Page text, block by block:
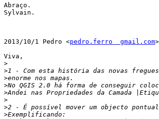
Abraço.
Sylvain.
2013/10/1 Pedro <pedro.ferro  gmail.com>
Viva,
>
>
>
>
>
>
>
>